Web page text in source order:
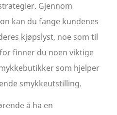
Gjennom
kan du fange kundenes
kjøpslyst, noe som til
finner du noen viktige
som hjelper
smykkeutstilling.
å ha en